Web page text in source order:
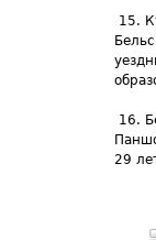
15.
16.
29